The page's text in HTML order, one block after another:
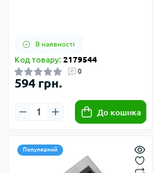
В наявності
Код товару: 2179544
0
594 грн.
До кошика
Популярний